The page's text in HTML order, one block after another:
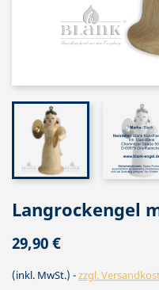
Langrockengel
29,90 €
(inkl. MwSt.) zzgl.